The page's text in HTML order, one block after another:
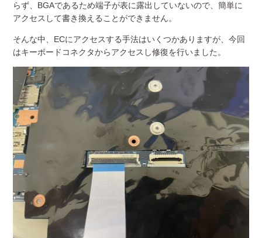
らず、BGAであるため端子が表に露出していないので、簡単に
アクセスして書き換えることができません。
そんな中、ECにアクセスする手法はいくつかありますが、今回
はキーボードコネクタからアクセスし修復を行いました。